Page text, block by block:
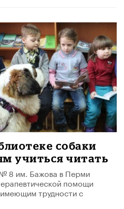
собаки
учиться читать
8 им. Бажова в Перми
помощи
трудности с